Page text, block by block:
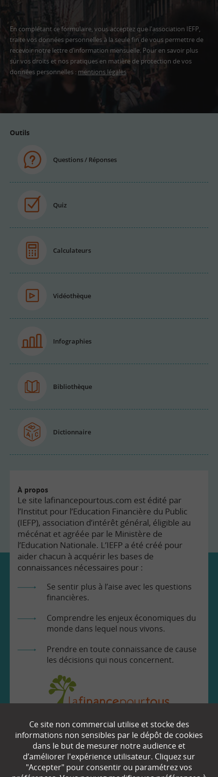
En complétant ce formulaire, vous acceptez que l'association IEFP,
traite vos données personnelles à la seule fin de vous permettre de
recevoir notre lettre d’information mensuelle. Pour en savoir plus
sur vos droits et nos pratiques en matière de protection de vos
données personnelles : mentions légales
Adresse
Outils
Questions / Réponses
Quiz
Calculateurs
Vidéothèque
Infographies
Bibliothèque
Dictionnaire
À propos
Le site lafinancepourtous.com est édité par
l’Institut pour l’Education Financière du Public
(IEFP), association d’intérêt général, éligible au
mécénat et agréée par le Ministère de
l’Education Nationale. L’IEFP a été créé pour
aider chacun à acquérir les bases de
connaissances nécessaires pour :
Se sentir plus à l’aise avec les questions
financières.
Comprendre les enjeux économiques du
monde dans lequel nous vivons.
Prendre en toute connaissance de cause
les décisions qui nous concernent.
EN SAVOIR
Qui sommes-nous ?
Ce site non commercial utilise et stocke des
informations non sensibles par le dépôt de cookies
dans le but de mesurer notre audience et
d’améliorer l'expérience utilisateur. Cliquez sur
"Accepter" pour consentir ou paramétrez vos